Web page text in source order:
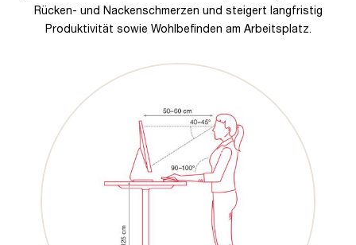
Rücken- und Nackenschmerzen und steigert langfristig
Produktivität sowie Wohlbefinden am Arbeitsplatz.